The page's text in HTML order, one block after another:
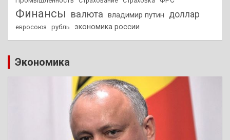
Финансы валюта владимир путин доллар
евросоюз рубль экономика россии
Экономика